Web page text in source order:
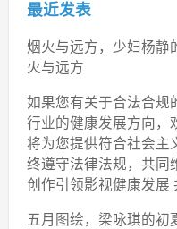
最近发表
烟火与远方，少妇杨静
火与远方
如果您有关于合法合规
行业的健康发展方向，
将为您提供符合社会主
终遵守法律法规，共同
创作引领影视健康发展
五月图绘，梁咏琪的初